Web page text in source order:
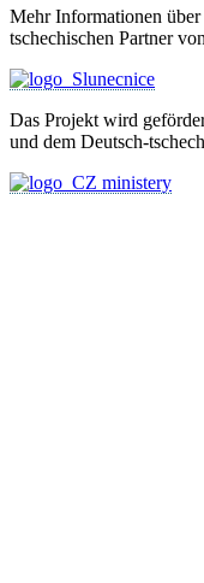
Mehr Informationen
tschechischen Partner
Das Projekt wird
und dem Deutsch-